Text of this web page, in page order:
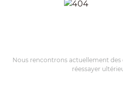
Nous rencontrons actuellement des
réessayer